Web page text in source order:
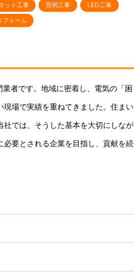
ット工事 照明工事 LED工事
フォーム
者です。地域に密着し、電気の「困
場で実績を重ねてきました。住まい
では、そうした基本を大切にしなが
要とされる企業を目指し、貢献を続